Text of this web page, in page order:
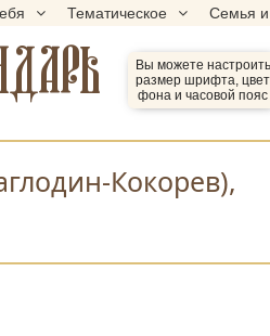
Тематическое Семья и
Вы можете настроить
размер шрифта, цвет
фона и часовой пояс
Кокорев),